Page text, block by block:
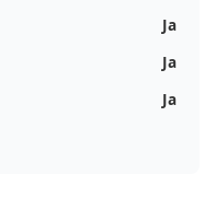
Ja
Ja
Ja